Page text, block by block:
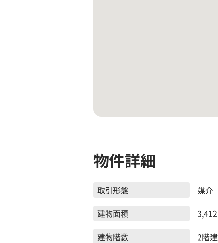
物件詳細
取引形態
媒介
建物面積
建物階数
2階建